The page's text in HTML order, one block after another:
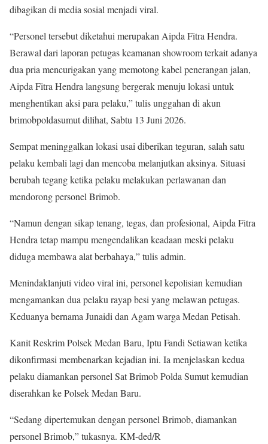
dibagikan di media sosial menjadi viral.
“Personel tersebut diketahui merupakan Aipda Fitra Hendra.
Berawal dari laporan petugas keamanan showroom terkait adanya
dua pria mencurigakan yang memotong kabel penerangan jalan,
Aipda Fitra Hendra langsung bergerak menuju lokasi untuk
menghentikan aksi para pelaku,” tulis unggahan di akun
brimobpoldasumut dilihat, Sabtu 13 Juni 2026.
Sempat meninggalkan lokasi usai diberikan teguran, salah satu
pelaku kembali lagi dan mencoba melanjutkan aksinya. Situasi
berubah tegang ketika pelaku melakukan perlawanan dan
mendorong personel Brimob.
“Namun dengan sikap tenang, tegas, dan profesional, Aipda Fitra
Hendra tetap mampu mengendalikan keadaan meski pelaku
diduga membawa alat berbahaya,” tulis admin.
Menindaklanjuti video viral ini, personel kepolisian kemudian
mengamankan dua pelaku rayap besi yang melawan petugas.
Keduanya bernama Junaidi dan Agam warga Medan Petisah.
Kanit Reskrim Polsek Medan Baru, Iptu Fandi Setiawan ketika
dikonfirmasi membenarkan kejadian ini. Ia menjelaskan kedua
pelaku diamankan personel Sat Brimob Polda Sumut kemudian
diserahkan ke Polsek Medan Baru.
“Sedang dipertemukan dengan personel Brimob, diamankan
personel Brimob,” tukasnya. KM-ded/R